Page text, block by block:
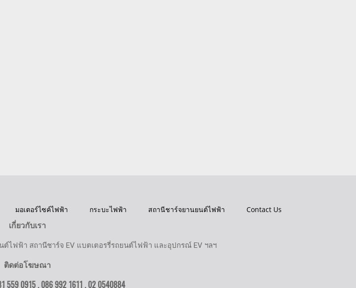
มอเตอร์ไซค์ไฟฟ้า กระบะไฟฟ้า สถานีชาร์จยานยนต์ไฟฟ้า
Contact Us
เกี่ยวกับเรา
ต์ไฟฟ้า สถานีชาร์จ EV แบตเตอรรี่รถยนต์ไฟฟ้า และอุปกรณ์ EV ฯลฯ
ติดต่อโฆษณา
559 0915 , 086 992 1611 ,02 0540884